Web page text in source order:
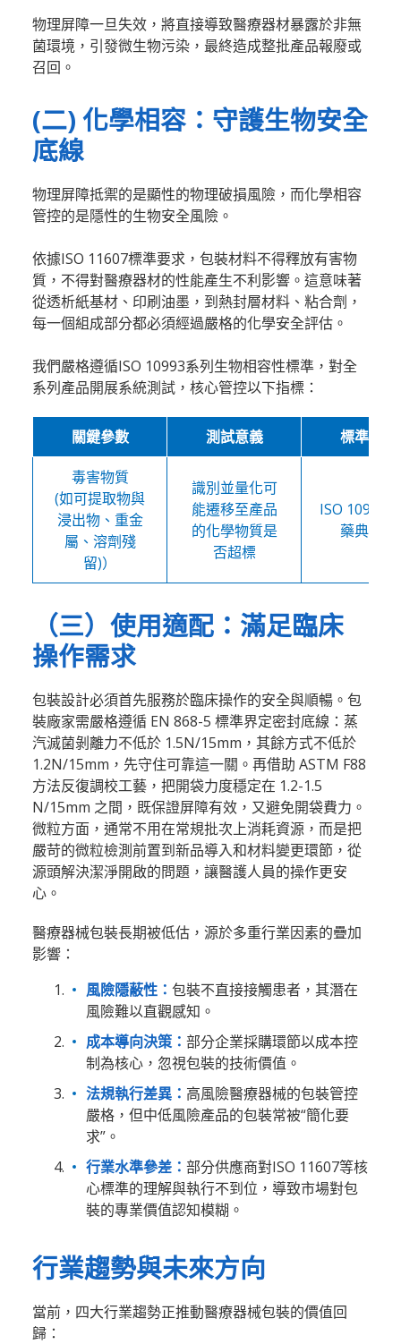
物理屏障一旦失效，將直接導致醫療器材暴露於非無
菌環境，引發微生物污染，最終造成整批產品報廢或
召回。
(二) 化學相容：守護生物安全
底線
物理屏障抵禦的是顯性的物理破損風險，而化學相容
管控的是隱性的生物安全風險。
依據ISO 11607標準要求，包裝材料不得釋放有害物
質，不得對醫療器材的性能產生不利影響。這意味著
從透析紙基材、印刷油墨，到熱封層材料、粘合劑，
每一個組成部分都必須經過嚴格的化學安全評估。
我們嚴格遵循ISO 10993系列生物相容性標準，對全
系列產品開展系統測試，核心管控以下指標：
關鍵參數 測試意義 標準依據
毒害物質
(如可提取物與
浸出物、重金
屬、溶劑殘
留)）
識別並量化可
能遷移至產品
的化學物質是
否超標
ISO 10993-
藥典要求
（三）使用適配：滿足臨床
操作需求
包裝設計必須首先服務於臨床操作的安全與順暢。包
裝廠家需嚴格遵循 EN 868-5 標準界定密封底線：蒸
汽滅菌剝離力不低於 1.5N/15mm，其餘方式不低於
1.2N/15mm，先守住可靠這一關。再借助 ASTM F88
方法反復調校工藝，把開袋力度穩定在 1.2-1.5
N/15mm 之間，既保證屏障有效，又避免開袋費力。
微粒方面，通常不用在常規批次上消耗資源，而是把
嚴苛的微粒檢測前置到新品導入和材料變更環節，從
源頭解決潔淨開啟的問題，讓醫護人員的操作更安
心。
醫療器械包裝長期被低估，源於多重行業因素的疊加
影響：
風險隱蔽性： 包裝不直接接觸患者，其潛在
風險難以直觀感知。
成本導向決策： 部分企業採購環節以成本控
制為核心，忽視包裝的技術價值。
法規執行差異： 高風險醫療器械的包裝管控
嚴格，但中低風險產品的包裝常被“簡化要
求”。
行業水準參差： 部分供應商對ISO 11607等核
心標準的理解與執行不到位，導致市場對包
裝的專業價值認知模糊。
行業趨勢與未來方向
當前，四大行業趨勢正推動醫療器械包裝的價值回
歸：